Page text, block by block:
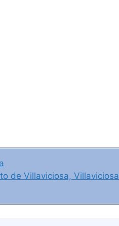
de Villaviciosa, Villaviciosa